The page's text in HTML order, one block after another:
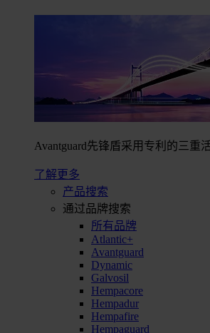
Avantguard先锋盾采用专利的三
了解更多
产品搜索
通过品牌搜索
所有品牌
Atlantic+
Avantguard
Dynamic
Galvosil
Hempacore
Hempadur
Hempafire
Hempaguard